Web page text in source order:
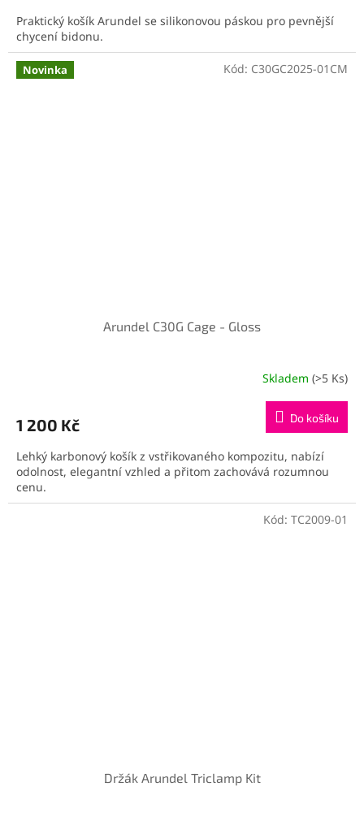
Praktický košík Arundel se silikonovou páskou pro pevnější
chycení bidonu.
Novinka
Arundel C30G Cage - Gloss
Skladem (>5 Ks)
1 200 Kč Do košíku
Lehký karbonový košík z vstřikovaného kompozitu, nabízí
odolnost, elegantní vzhled a přitom zachovává rozumnou
cenu.
Kód: C30GC2025-01CM
Držák Arundel Triclamp Kit
Kód: TC2009-01